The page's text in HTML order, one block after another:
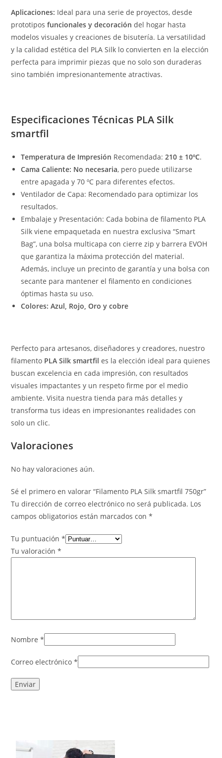
Aplicaciones: Ideal para una serie de proyectos, desde
prototiposfuncionales y decoración del hogar hasta
modelos visuales y creaciones de bisutería. La versatilidad
y la calidad estética del PLA Silk lo convierten en la elección
perfecta para imprimir piezas que no solo son duraderas
sino también impresionantemente atractivas.
Especificaciones Técnicas PLA Silk
smartfil
Temperatura de Impresión Recomendada:210 ± 10ºC.
Cama Caliente: No necesaria, pero puede utilizarse
entre apagada y 70 ºC para diferentes efectos.
Ventilador de Capa: Recomendado para optimizar los
resultados.
Embalaje y Presentación: Cada bobina de filamento PLA
Silk viene empaquetada en nuestra exclusiva “Smart
Bag”, una bolsa multicapa con cierre zip y barrera EVOH
que garantiza la máxima protección del material.
Además, incluye un precinto de garantía y una bolsa con
secante para mantener el filamento en condiciones
óptimas hasta su uso.
Colores: Azul, Rojo, Oro y cobre
Perfecto para artesanos, diseñadores y creadores, nuestro
filamento PLA Silk smartfil es la elección ideal para quienes
buscan excelencia en cada impresión, con resultados
visuales impactantes y un respeto firme por el medio
ambiente. Visita nuestra tienda para más detalles y
transforma tus ideas en impresionantes realidades con
solo un clic.
Valoraciones
No hay valoraciones aún.
Sé el primero en valorar “Filamento PLA Silk smartfil 750gr”
Tu dirección de correo electrónico no será publicada. Los
campos obligatorios están marcados con*
Tu puntuación*
Tu valoración*
Nombre*
Correo electrónico*